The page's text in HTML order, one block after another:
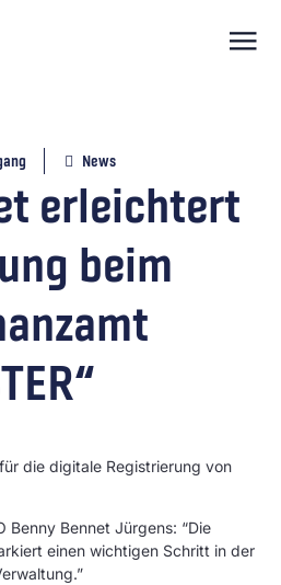
News
erleichtert
beim
die digitale Registrierung von
Benny Bennet Jürgens: “Die
einen wichtigen Schritt in der